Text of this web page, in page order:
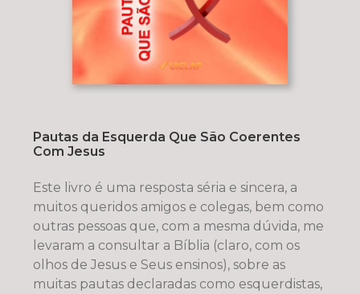
Pautas da Esquerda Que São Coerentes
Com Jesus
Este livro é uma resposta séria e sincera, a
muitos queridos amigos e colegas, bem como
outras pessoas que, com a mesma dúvida, me
levaram a consultar a Bíblia (claro, com os
olhos de Jesus e Seus ensinos), sobre as
muitas pautas declaradas como esquerdistas,